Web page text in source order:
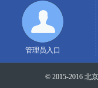
管理员入口
© 2015-2016